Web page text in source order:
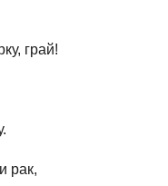
грай!
рак,